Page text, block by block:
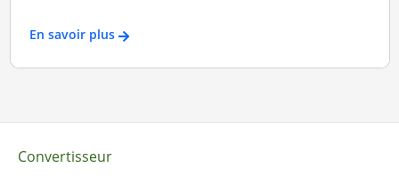
En savoir plus
Convertisseur